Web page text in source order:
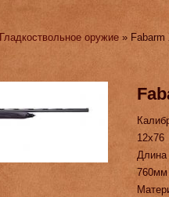
Гладкоствольное оружие » Fabarm
12х76
760мм